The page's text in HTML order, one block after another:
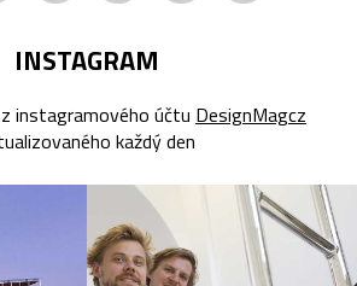
INSTAGRAM
instagramového účtu DesignMagcz
každý den